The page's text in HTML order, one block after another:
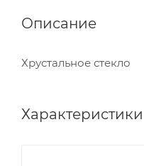
Описание
Хрустальное стекло
Характеристики